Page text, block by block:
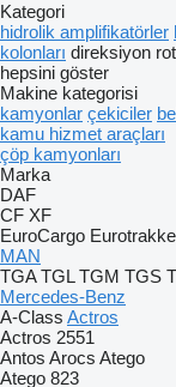
Kategori
hidrolik amplifikatörler
kolonları direksiyon
hepsini göster
Makine kategorisi
kamyonlar çekiciler
kamu hizmet araçları
çöp kamyonları
Marka
DAF
CF XF
EuroCargo
MAN
TGA TGL TGM TGS
Mercedes-Benz
A-Class Actros
Actros 2551
Antos Arocs Atego
Atego 823